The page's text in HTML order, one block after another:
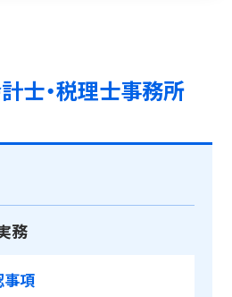
士・税理士事務所
務
事項